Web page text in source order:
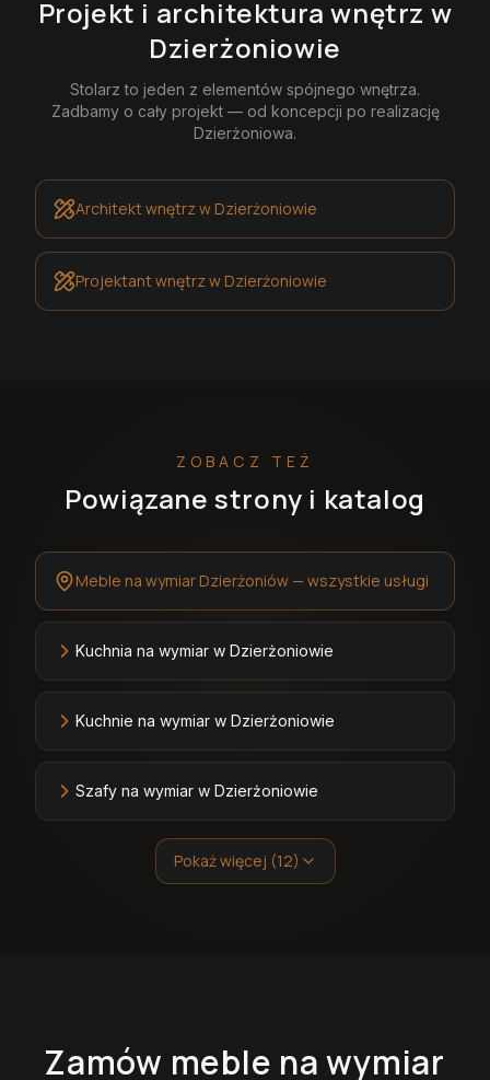
Projekt i architektura wnętrz w
Dzierżoniowie
Stolarz to jeden z elementów spójnego wnętrza.
Zadbamy o cały projekt — od koncepcji po realizację
Dzierżoniowa.
Architekt wnętrzw Dzierżoniowie
Projektant wnętrzw Dzierżoniowie
ZOBACZ TEŻ
Powiązane strony i katalog
Meble na wymiar Dzierżoniów — wszystkie usługi
Kuchnia na wymiar w Dzierżoniowie
Kuchnie na wymiar w Dzierżoniowie
Szafy na wymiar w Dzierżoniowie
Pokaż więcej (12)
Zamów meble na wymiar